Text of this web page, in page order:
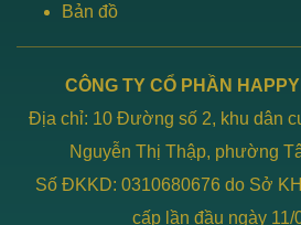
Bản đồ
CÔNG TY CỔ PHẦN
Địa chỉ: 10 Đường số 2, khu dân
Nguyễn Thị Thập, phường
Số ĐKKD: 0310680676 do Sở
cấp lần đầu ngày 11/